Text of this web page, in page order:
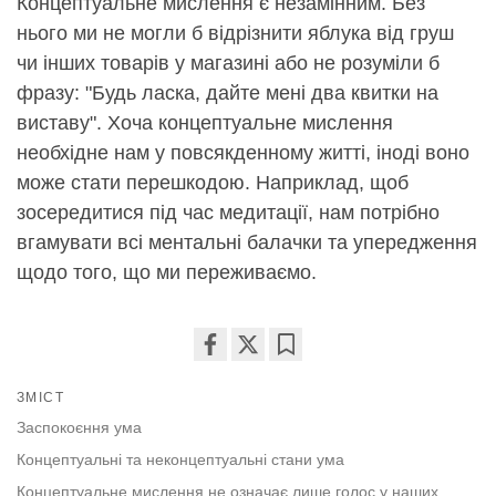
нього ми не могли б відрізнити яблука від груш
чи інших товарів у магазині або не розуміли б
фразу: "Будь ласка, дайте мені два квитки на
виставу". Хоча концептуальне мислення
необхідне нам у повсякденному житті, іноді воно
може стати перешкодою. Наприклад, щоб
зосередитися під час медитації, нам потрібно
вгамувати всі ментальні балачки та упередження
щодо того, що ми переживаємо.
ЗМІСТ
Заспокоєння ума
Концептуальні та неконцептуальні стани ума
Концептуальне мислення не означає лише голос у наших